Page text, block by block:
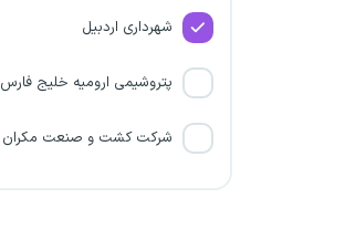
شهرداری اردبیل
پتروشیمی ارومیه خلیج فارس
شرکت کشت و صنعت مکران